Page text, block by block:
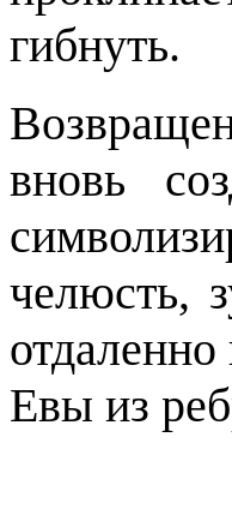
гибнуть.
вновь
челюсть,
Евы из